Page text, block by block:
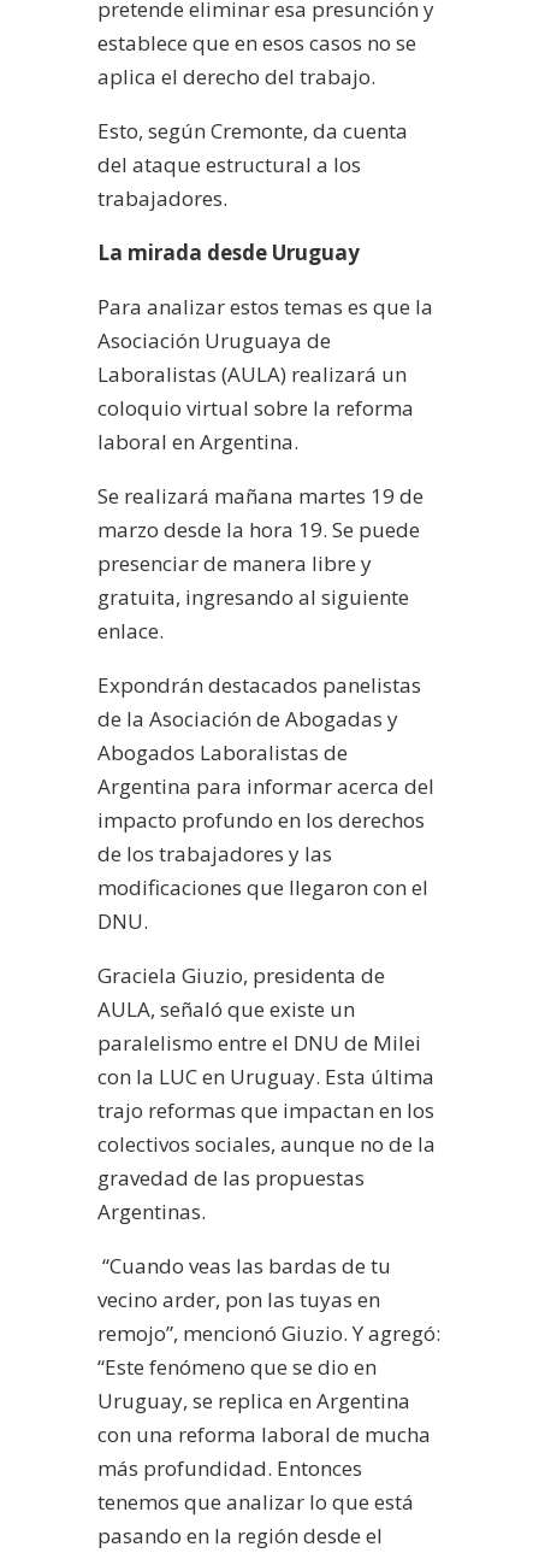
pretende eliminar esa presunción y
establece que en esos casos no se
aplica el derecho del trabajo.
Esto, según Cremonte, da cuenta
del ataque estructural a los
trabajadores.
La mirada desde Uruguay
Para analizar estos temas es que la
Asociación Uruguaya de
Laboralistas (AULA) realizará un
coloquio virtual sobre la reforma
laboral en Argentina.
Se realizará mañana martes 19 de
marzo desde la hora 19. Se puede
presenciar de manera libre y
gratuita, ingresando al siguiente
enlace.
Expondrán destacados panelistas
de la Asociación de Abogadas y
Abogados Laboralistas de
Argentina para informar acerca del
impacto profundo en los derechos
de los trabajadores y las
modificaciones que llegaron con el
DNU.
Graciela Giuzio, presidenta de
AULA, señaló que existe un
paralelismo entre el DNU de Milei
con la LUC en Uruguay. Esta última
trajo reformas que impactan en los
colectivos sociales, aunque no de la
gravedad de las propuestas
Argentinas.
“Cuando veas las bardas de tu
vecino arder, pon las tuyas en
remojo”, mencionó Giuzio. Y agregó:
“Este fenómeno que se dio en
Uruguay, se replica en Argentina
con una reforma laboral de mucha
más profundidad. Entonces
tenemos que analizar lo que está
pasando en la región desde el